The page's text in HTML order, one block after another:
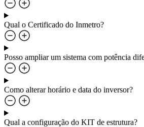
Qual o Certificado do Inmetro?
Posso ampliar um sistema com potência
Como alterar horário e data do inversor?
Qual a configuração do KIT de estrutura?